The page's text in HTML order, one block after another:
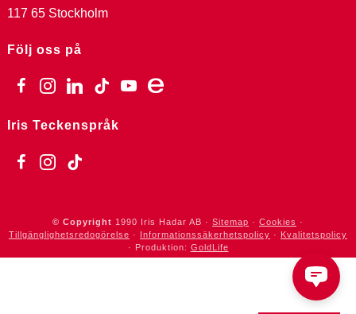
117 65 Stockholm
Följ oss på
facebookinstagramlinkedin
tiktok youtube
ebay
Iris Teckenspråk
facebookinstagram
tiktok
© Copyright 1990 Iris Hadar AB · Sitemap · Cookies ·
Tillgänglighetsredogörelse · Informationssäkerhetspolicy · Kvalitetspolicy
· Produktion: GoldLife